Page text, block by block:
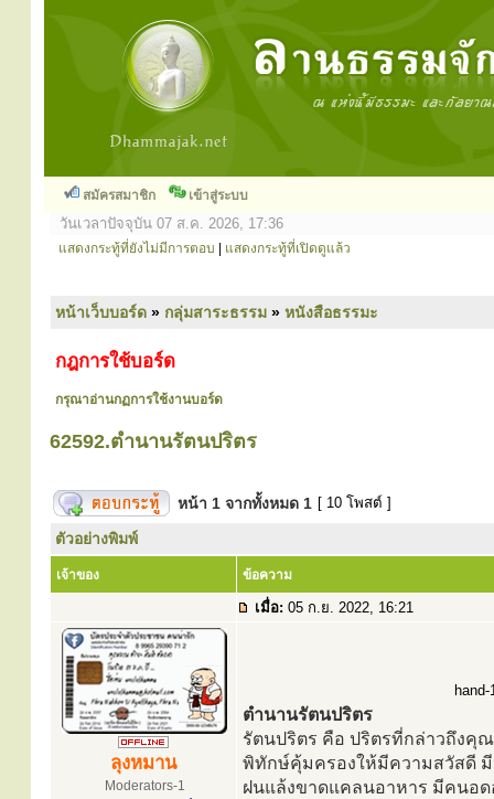
สมัครสมาชิก เข้าสู่ระบบ
วันเวลาปัจจุบัน 07 ส.ค. 2026, 17:36
แสดงกระทู้ที่ยังไม่มีการตอบ แสดงกระทู้ที่เปิดดูแล้ว
หน้าเว็บบอร์ด » กลุ่มสาระธรรม » หนังสือธรรมะ
กฎการใช้บอร์ด
กรุณาอ่านกฏการใช้งานบอร์ด
62592.ตำนานรัตนปริตร
หน้า 1 จากทั้งหมด 1 [ 10 โพสต์ ]
ตัวอย่างพิมพ์
เจ้าของ ข้อความ
เมื่อ: 05 ก.ย. 2022, 16:21
ลุงหมาน
Moderators-1
ตำนานรัตนปริตร
รัตนปริตร คือ ปริตรที่กล่าวถึงคุ
พิทักษ์คุ้มครองให้มีความสวัสดี มี
ฝนแล้งขาดแคลนอาหาร มีคนอ